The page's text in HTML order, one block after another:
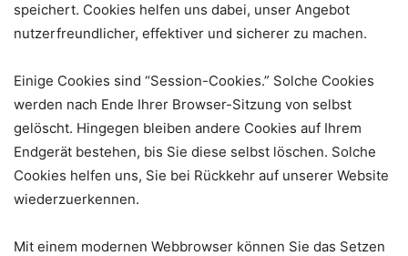
speichert. Cookies helfen uns dabei, unser Angebot
nutzerfreundlicher, effektiver und sicherer zu machen.
Einige Cookies sind “Session-Cookies.” Solche Cookies
werden nach Ende Ihrer Browser-Sitzung von selbst
gelöscht. Hingegen bleiben andere Cookies auf Ihrem
Endgerät bestehen, bis Sie diese selbst löschen. Solche
Cookies helfen uns, Sie bei Rückkehr auf unserer Website
wiederzuerkennen.
Mit einem modernen Webbrowser können Sie das Setzen